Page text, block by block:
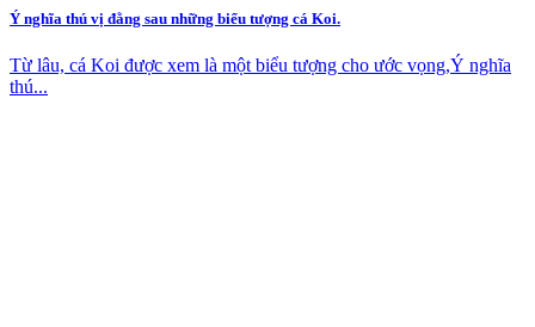
Ý nghĩa thú vị đằng sau những biểu tượng cá Koi.
Từ lâu, cá Koi được xem là một biểu tượng cho ước vọng,Ý nghĩa
thú...